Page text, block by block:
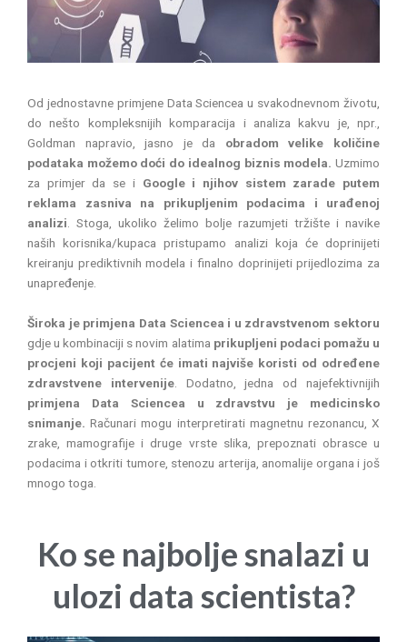
Od jednostavne primjene Data Sciencea u svakodnevnom životu,
do nešto kompleksnijih komparacija i analiza kakvu je, npr.,
Goldman napravio, jasno je da obradom velike količine
podataka možemo doći do idealnog biznis modela. Uzmimo
za primjer da se i Google i njihov sistem zarade putem
reklama zasniva na prikupljenim podacima i urađenoj
analizi . Stoga, ukoliko želimo bolje razumjeti tržište i navike
naših korisnika/kupaca pristupamo analizi koja će doprinijeti
kreiranju prediktivnih modela i finalno doprinijeti prijedlozima za
unapređenje.
Široka je primjena Data Sciencea i u zdravstvenom sektoru
gdje u kombinaciji s novim alatima prikupljeni podaci pomažu u
procjeni koji pacijent će imati najviše koristi od određene
zdravstvene intervenije. Dodatno, jedna od najefektivnijih
primjena Data Sciencea u zdravstvu je medicinsko
snimanje. Računari mogu interpretirati magnetnu rezonancu, X
zrake, mamografije i druge vrste slika, prepoznati obrasce u
podacima i otkriti tumore, stenozu arterija, anomalije organa i još
mnogo toga.
Ko se najbolje snalazi u
ulozi data scientista?